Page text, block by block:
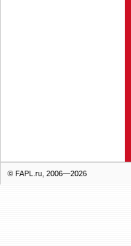
© FAPL.ru, 2006—2026